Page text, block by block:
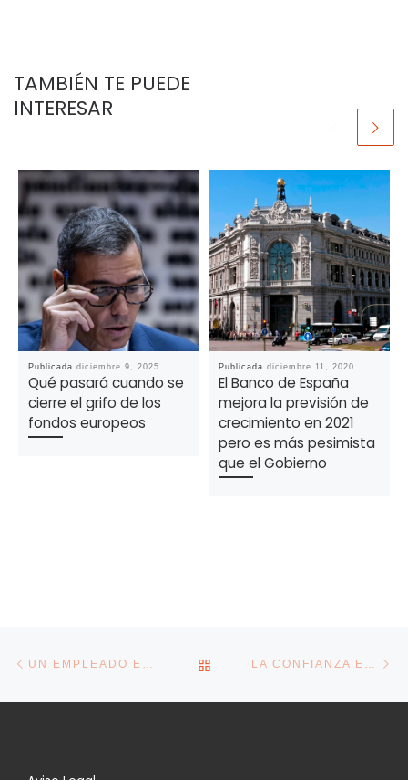
TAMBIÉN TE PUEDE
INTERESAR
Publicada diciembre 9, 2025
Qué pasará cuando se
cierre el grifo de los
fondos europeos
Publicada diciembre 11, 2020
El Banco de España
mejora la previsión de
crecimiento en 2021
pero es más pesimista
que el Gobierno
VOLVER A LA LISTA DE